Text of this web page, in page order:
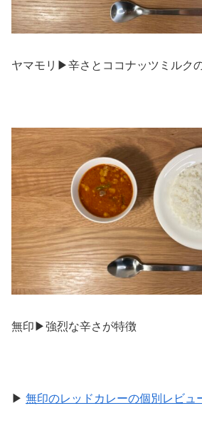
ヤマモリ▶︎辛さとココナッツミルク
無印▶︎強烈な辛さが特徴
▶︎ 無印のレッドカレーの個別レビュ